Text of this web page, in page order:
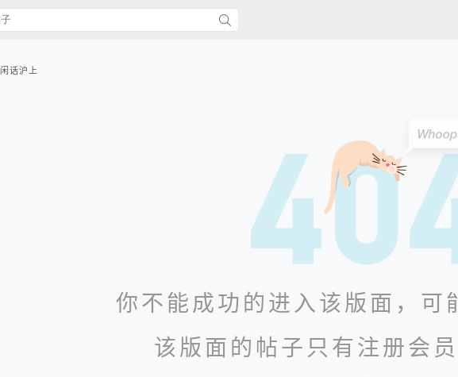
闲话沪上
你不能成功的进入该版面，可
该版面的帖子只有注册会员